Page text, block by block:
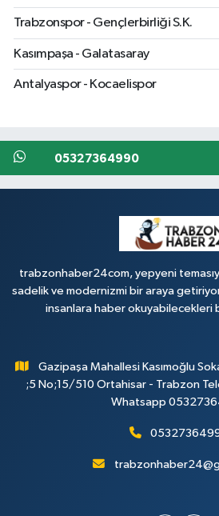
Trabzonspor - Gençlerbirliği S.K.
Kasımpaşa - Galatasaray
Antalyaspor - Kocaelispor
05327364990
trabzonhaber24com, yepyeni
sadelik ve modernizmi bir araya
insanlara haber okuyabilecekleri
Gazipaşa Mahallesi Kasımoğlu
;5 No;15/510 Ortahisar - Trabzon
Whatsapp